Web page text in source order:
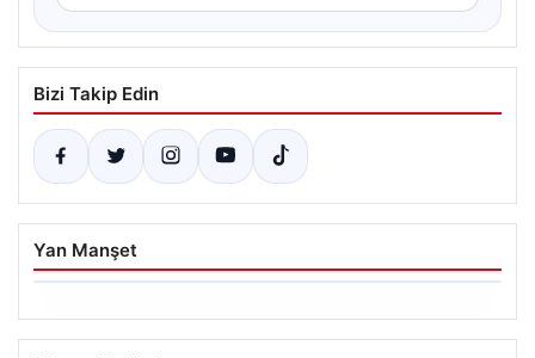
Bizi Takip Edin
Yan Manşet
06.08.2026
Trabzonspor’da Mohamed Salah’ın